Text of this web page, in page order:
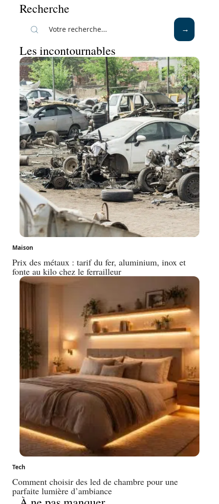
Recherche
Les incontournables
Maison
Prix des métaux : tarif du fer, aluminium, inox et
fonte au kilo chez le ferrailleur
Tech
Comment choisir des led de chambre pour une
parfaite lumière d’ambiance